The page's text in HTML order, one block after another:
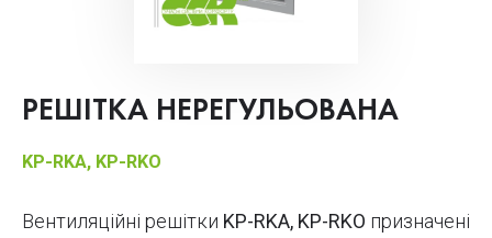
РЕШІТКА НЕРЕГУЛЬОВАНА
KP-RKA, KP-RKO
Вентиляційні решітки KP-RKA, KP-RKO призначені